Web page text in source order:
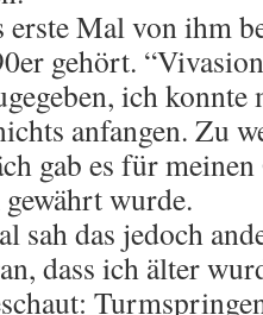
erste Mal von ihm
gehört.
ich konnte
anfangen. Zu
gab es für
wurde.
sah das jedoch
dass ich älter